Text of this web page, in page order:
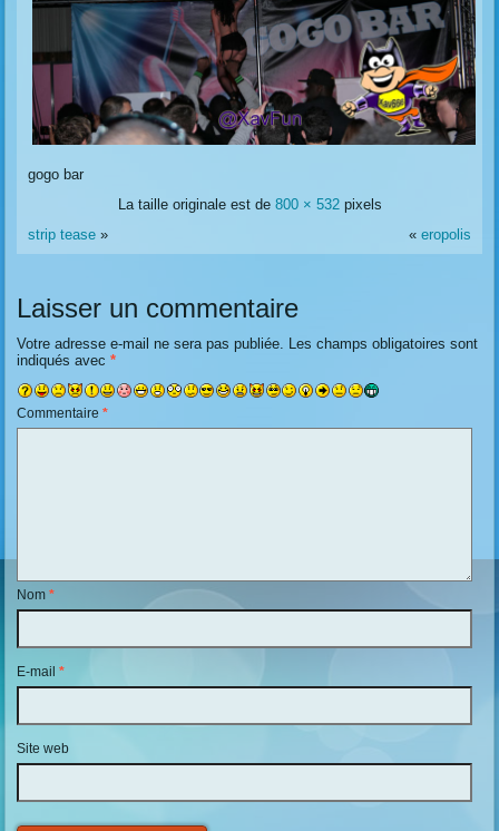
gogo bar
La taille originale est de 800 × 532pixels
strip tease » « eropolis
Laisser un commentaire
Votre adresse e-mail ne sera pas publiée. Les champs obligatoires sont
indiqués avec*
Commentaire*
Nom*
E-mail*
Site web